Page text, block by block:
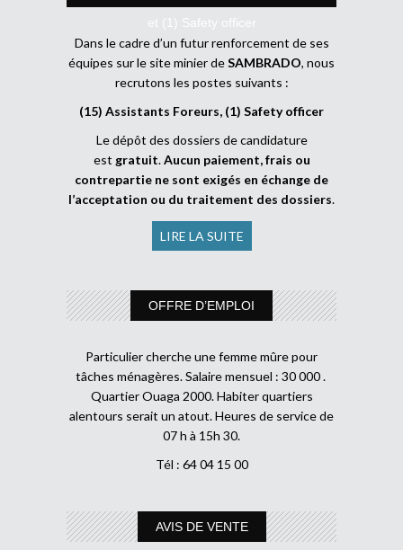
et (1) Safety officer
Dans le cadre d’un futur renforcement de ses
équipes sur le site minier deSAMBRADO, nous
recrutons les postes suivants :
(15) Assistants Foreurs, (1) Safety officer
Le dépôt des dossiers de candidature
est gratuit.Aucun paiement, frais ou
contrepartie ne sont exigés en échange de
l’acceptation ou du traitement des dossiers.
LIRE LA SUITE
OFFRE D’EMPLOI
Particulier cherche une femme mûre pour
tâches ménagères. Salaire mensuel : 30 000 .
Quartier Ouaga 2000. Habiter quartiers
alentours serait un atout. Heures de service de
07 h à 15h 30.
Tél : 64 04 15 00
AVIS DE VENTE